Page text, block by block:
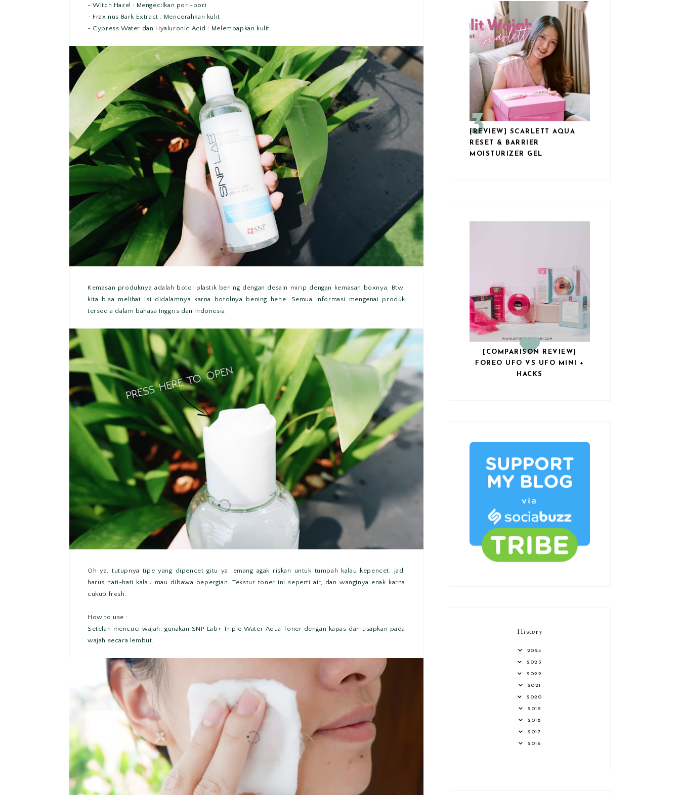
- Witch Hazel : Mengecilkan pori-pori
- Fraxinus Bark Extract : Mencerahkan kulit
- Cypress Water dan Hyaluronic Acid : Melembapkan kulit
Kemasan produknya adalah botol plastik bening dengan desain mirip dengan kemasan boxnya. Btw,
kita bisa melihat isi didalamnya karna botolnya bening hehe. Semua informasi mengenai produk
tersedia dalam bahasa Inggris dan Indonesia.
Oh ya, tutupnya tipe yang dipencet gitu ya, emang agak riskan untuk tumpah kalau kepencet, jadi
harus hati-hati kalau mau dibawa bepergian. Tekstur toner ini seperti air, dan wanginya enak karna
cukup fresh.
How to use :
Setelah mencuci wajah, gunakan SNP Lab+ Triple Water Aqua Toner dengan kapas dan usapkan pada
wajah secara lembut.
[REVIEW] SCARLETT AQUA
RESET & BARRIER
MOISTURIZER GEL
[COMPARISON REVIEW]
FOREO UFO VS UFO MINI +
HACKS
History
2024
2023
2022
2021
2020
2019
2018
2017
2016